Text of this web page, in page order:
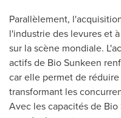
Parallèlement,
l'industrie des levures et
sur la scène mondiale.
actifs de Bio Sunkeen
car elle permet de
transformant les
Avec les capacités de